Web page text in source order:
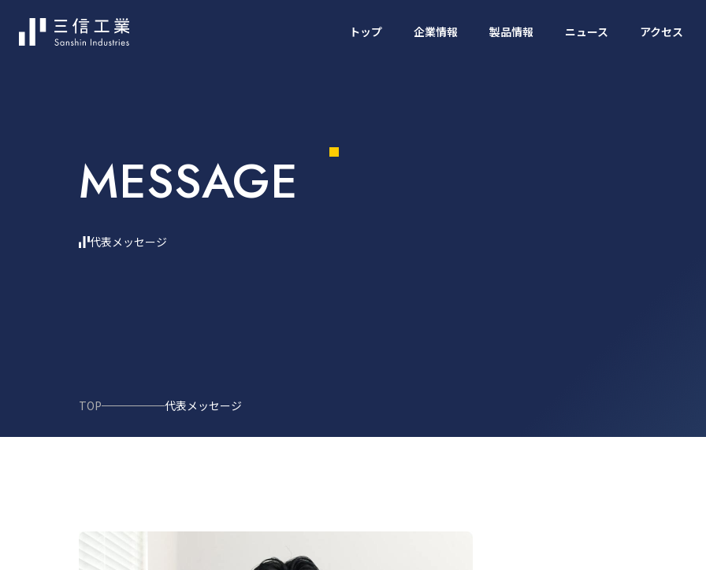
トップ 企業情報 製品情報 ニュース アクセス
MESSAGE
代表メッセージ
TOP 代表メッセージ